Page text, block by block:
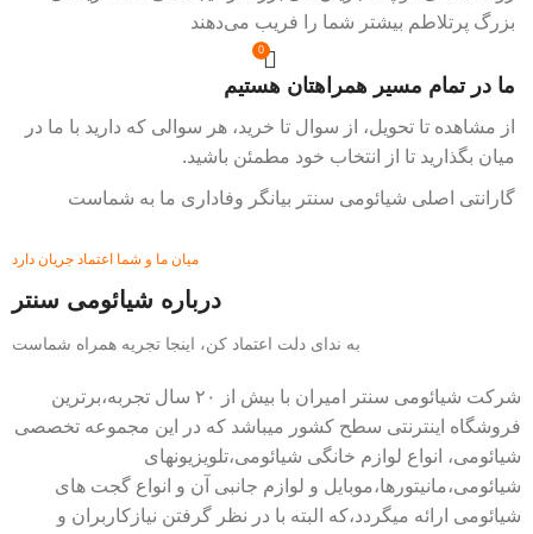
0
بزرگ پرتلاطم بیشتر شما را فریب می‌دهند
ما در تمام مسیر همراهتان هستیم
از مشاهده تا تحویل، از سوال تا خرید، هر سوالی که دارید با ما در
میان بگذارید تا از انتخاب خود مطمئن باشید.
گارانتی اصلی شیائومی سنتر بیانگر وفاداری ما به شماست
میان ما و شما اعتماد جریان دارد
درباره شیائومی سنتر
به ندای دلت اعتماد کن، اینجا تجریه همراه شماست
شرکت شیائومی سنتر امیران با بیش از ۲۰ سال تجربه،برترین
فروشگاه اینترنتی سطح کشور میباشد که در این مجموعه تخصصی
شیائومی، انواع لوازم خانگی شیائومی،تلویزیونهای
شیائومی،مانیتورها،موبایل و لوازم جانبی آن و انواع گجت های
شیائومی ارائه میگردد،که البته با در نظر گرفتن نیازکاربران و